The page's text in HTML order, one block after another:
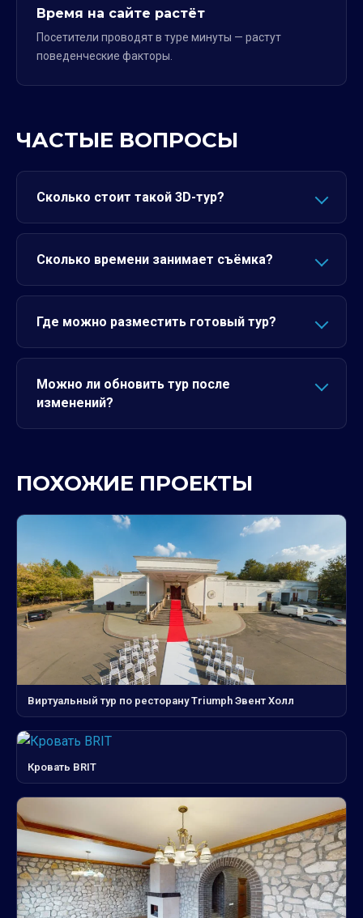
Время на сайте растёт
Посетители проводят в туре минуты — растут
поведенческие факторы.
ЧАСТЫЕ ВОПРОСЫ
Сколько стоит такой 3D-тур?
Сколько времени занимает съёмка?
Где можно разместить готовый тур?
Можно ли обновить тур после
изменений?
ПОХОЖИЕ ПРОЕКТЫ
Виртуальный тур по ресторану Triumph Эвент Холл
Кровать BRIT